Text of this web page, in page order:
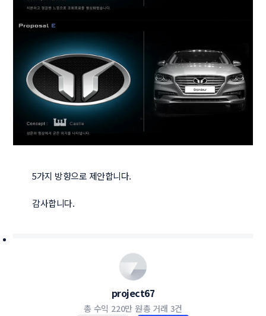
5가지 방향으로 제안합니다.
감사합니다.
project67
총 수익 220만 원총 거래 3건